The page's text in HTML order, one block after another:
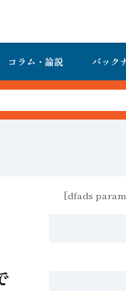
コラム・論説 バック
[dfads